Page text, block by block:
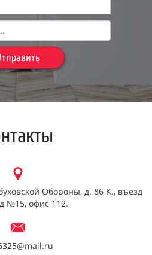
Обороны, д. 86 К., въезд
№15, офис 112.